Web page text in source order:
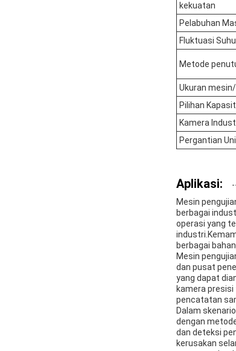
kekuatan
Pelabuhan
Fluktuasi Suhu
Metode
Ukuran
Pilihan
Kamera
Pergantian
Aplikasi:
Mesin
berbagai
operasi yang
berbagai
Mesin
dan pusat
yang dapat
kamera
pencatatan
Dalam
dengan
dan deteksi
kerusakan